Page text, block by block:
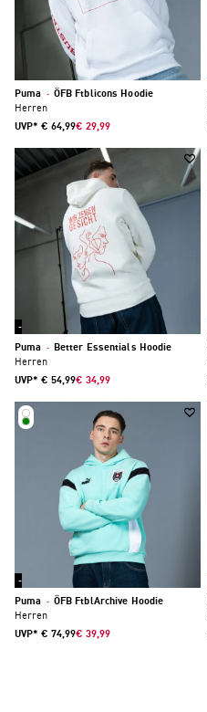
Puma · ÖFB Ftblicons Hoodie
Herren
UVP* € 64,99€ 29,99
-36 %
Puma · Better Essentials Hoodie
Herren
UVP* € 54,99€ 34,99
-47 %
Puma · ÖFB FtblArchive Hoodie
Herren
UVP* € 74,99€ 39,99